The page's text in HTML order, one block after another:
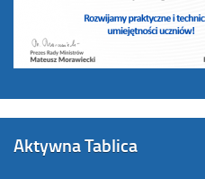
Aktywna Tablica